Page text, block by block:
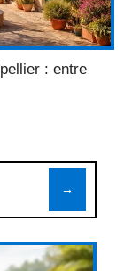
: entre